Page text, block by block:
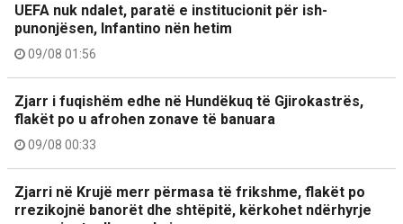
UEFA nuk ndalet, paratë e institucionit për ish-
punonjësen, Infantino nën hetim
09/08 01:56
Zjarr i fuqishëm edhe në Hundëkuq të Gjirokastrës,
flakët po u afrohen zonave të banuara
09/08 00:33
Zjarri në Krujë merr përmasa të frikshme, flakët po
rrezikojnë banorët dhe shtëpitë, kërkohet ndërhyrje